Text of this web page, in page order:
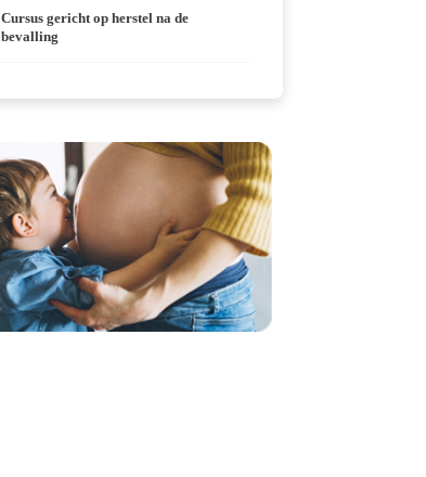
Cursus gericht op herstel na de
bevalling